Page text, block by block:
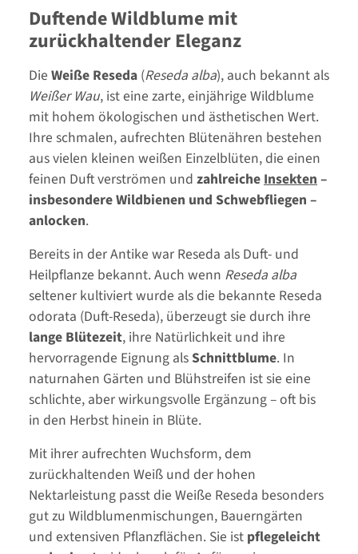
Duftende Wildblume mit
zurückhaltender Eleganz
Die Weiße Reseda (Reseda alba), auch bekannt als
Weißer Wau, ist eine zarte, einjährige Wildblume
mit hohem ökologischen und ästhetischen Wert.
Ihre schmalen, aufrechten Blütenähren bestehen
aus vielen kleinen weißen Einzelblüten, die einen
feinen Duft verströmen und zahlreicheInsekten–
insbesondere Wildbienen und Schwebfliegen –
anlocken.
Bereits in der Antike war Reseda als Duft- und
Heilpflanze bekannt. Auch wenn Reseda alba
seltener kultiviert wurde als die bekannte Reseda
odorata (Duft-Reseda), überzeugt sie durch ihre
lange Blütezeit, ihre Natürlichkeit und ihre
hervorragende Eignung alsSchnittblume. In
naturnahen Gärten und Blühstreifen ist sie eine
schlichte, aber wirkungsvolle Ergänzung – oft bis
in den Herbst hinein in Blüte.
Mit ihrer aufrechten Wuchsform, dem
zurückhaltenden Weiß und der hohen
Nektarleistung passt die Weiße Reseda besonders
gut zu Wildblumenmischungen, Bauerngärten
und extensiven Pflanzflächen. Sie ist pflegeleicht